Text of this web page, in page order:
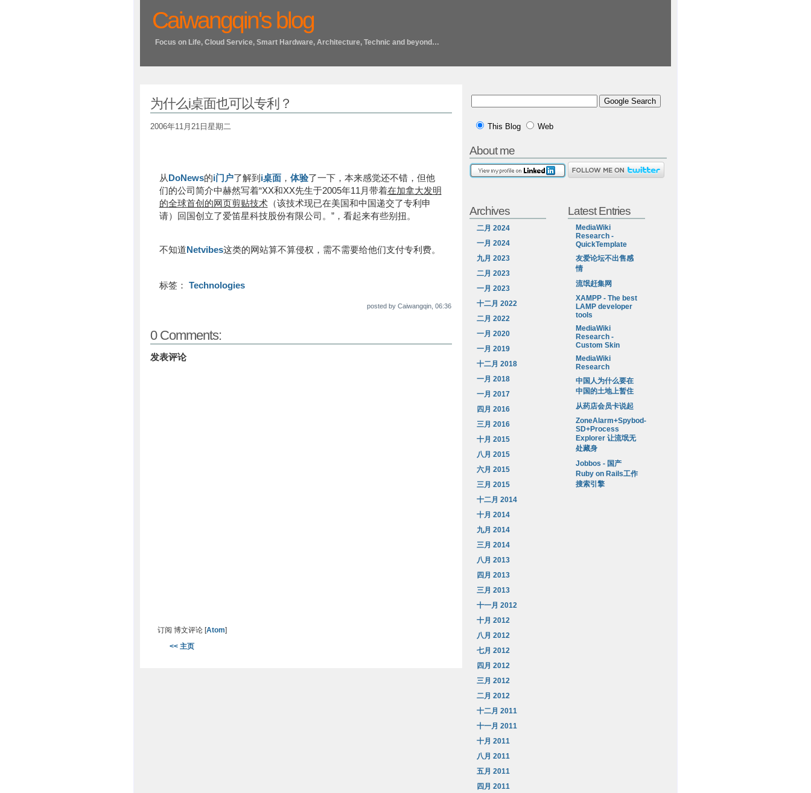
Caiwangqin's blog
Focus on Life, Cloud Service, Smart Hardware, Architecture, Technic and beyond…
为什么i桌面也可以专利？
2006年11月21日星期二
从 DoNews的i门户了解到 i桌面， 体验了一下，本来感觉还不错，但他
们的公司简介中赫然写着“XX和XX先生于2005年11月带着在加拿大发明
的全球首创的网页剪贴技术（该技术现已在美国和中国递交了专利申
请）回国创立了爱笛星科技股份有限公司。”，看起来有些别扭。
不知道Netvibes这类的网站算不算侵权，需不需要给他们支付专利费。
标签： Technologies
posted by Caiwangqin, 06:36
0 Comments:
发表评论
订阅 博文评论 [Atom]
<< 主页
This Blog Web
About me
Archives
二月 2024
一月 2024
九月 2023
二月 2023
一月 2023
十二月 2022
二月 2022
一月 2020
一月 2019
十二月 2018
一月 2018
一月 2017
四月 2016
三月 2016
十月 2015
八月 2015
六月 2015
三月 2015
十二月 2014
十月 2014
九月 2014
三月 2014
八月 2013
四月 2013
三月 2013
十一月 2012
十月 2012
八月 2012
七月 2012
四月 2012
三月 2012
二月 2012
十二月 2011
十一月 2011
十月 2011
八月 2011
五月 2011
四月 2011
Latest Entries
MediaWiki
Research -
QuickTemplate
友爱论坛不出售感
情
流氓赶集网
XAMPP - The best
LAMP developer
tools
MediaWiki
Research -
Custom Skin
MediaWiki
Research
中国人为什么要在
中国的土地上暂住
从药店会员卡说起
ZoneAlarm+Spybod-
SD+Process
Explorer 让流氓无
处藏身
Jobbos - 国产
Ruby on Rails工作
搜索引擎